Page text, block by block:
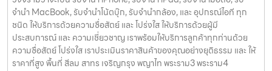
จำนำ MacBook, รับจำนำโน้ตบุ๊ก, รับจำนำกล้อง, และ อุปกรณ์ไอที ทุก
ชนิด ให้บริการด้วยความซื่อสัตย์ และ โปร่งใส ให้บริการด้วยผู้มี
ประสบการณ์ และ ความเชี่ยวชาญ เราพร้อมให้บริการลูกค้าทุกท่านด้วย
ความซื่อสัตย์ โปร่งใส เราประเมินราคาสินค้าของคุณอย่างยุติธรรม และ ให้
ราคาที่สูง พื้นที่ สีลม สาทร เจริญกรุง พญาไท พระราม3 พระราม4